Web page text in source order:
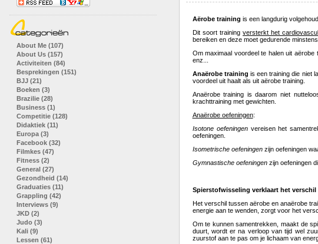
Aërobe training is een langdurig
Dit soort trainingversterkt het
bereiken en deze moet gedurende
Om maximaal voordeel te halen uit
enz...
Anaërobe training is een training die niet
voordeel uit haalt als uit aërobe training.
Anaërobe training is daarom niet
krachttraining met gewichten.
Anaërobe oefeningen:
Isotone oefeningenvereisen het
oefeningen.
Isometrische oefeningenzijn oefeningen
Gymnastische oefeningenzijn oefeningen
Spierstofwisseling verklaart het verschil
Het verschil tussen aërobe en anaërobe
energie aan te wenden, zorgt voor het
Om te kunnen samentrekken, maakt de
duurt, wordt er na verloop van tijd wel
zuurstof aan te pas om je lichaam van
About Me (107)
About Us (157)
Activiteiten (84)
Besprekingen (151)
BJJ (21)
Boeken (3)
Brazilie (28)
Business (1)
Competitie (128)
Didaktiek (11)
Europa (3)
Facebook (32)
Filmkes (47)
Fitness (2)
General (27)
Gezondheid (14)
Graduaties (11)
Grappling (42)
Interviews (9)
JKD (2)
Judo (3)
Kali (9)
Lessen (61)